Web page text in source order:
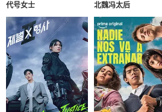
代号女士 北魏冯太后